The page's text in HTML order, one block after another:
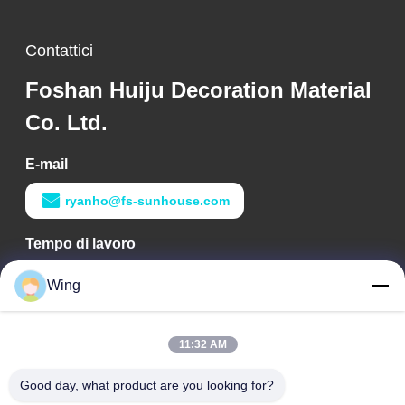
Contattici
Foshan Huiju Decoration Material
Co. Ltd.
E-mail
ryanho@fs-sunhouse.com
Tempo di lavoro
9:00-18:00
Il nostro indirizzo
Town, distretto di Nanhai, città di Foshan
Wing
11:32 AM
Good day, what product are you looking for?